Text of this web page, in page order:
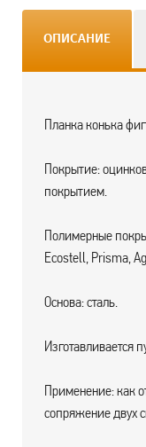
ОПИСАНИЕ
Планка конька
Покрытие:
покрытием.
Полимерные
Ecostell, Prisma,
Основа: сталь.
Изготавливается
Применение: как
сопряжение двух